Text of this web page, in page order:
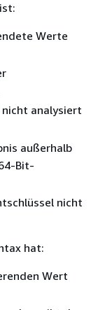
Werte
nicht analysiert
außerhalb
Bit-
nicht
hat:
Wert